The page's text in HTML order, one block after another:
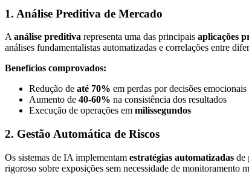
1. Análise Preditiva de Mercado
A análise preditiva representa uma das principais aplicações
análises fundamentalistas automatizadas e correlações entre
Benefícios comprovados:
Redução de até 70% em perdas por decisões emocionais
Aumento de 40-60% na consistência dos resultados
Execução de operações em milissegundos
2. Gestão Automática de Riscos
Os sistemas de IA implementam estratégias automatizadas de
rigoroso sobre exposições sem necessidade de monitoramento